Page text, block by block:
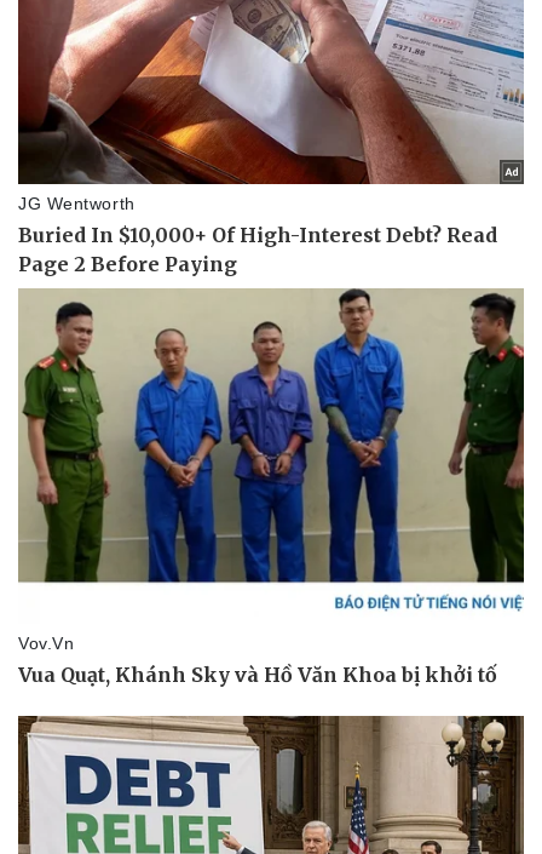
Doanh nghiệp
Thông tin doanh nghiệp
Doanh nghiệp 24h
Doanh nhân
Công nghệ
Sành điệu
Tin Công nghệ
Trải nghiệm